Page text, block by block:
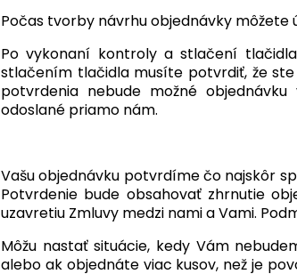
Počas tvorby návrhu objednávky môžete
Po vykonaní kontroly a stlačení
stlačením tlačidla musíte potvrdiť, že
potvrdenia nebude možné
odoslané priamo nám.
Vašu objednávku potvrdíme čo najskôr
Potvrdenie bude obsahovať zhrnutie
uzavretiu Zmluvy medzi nami a Vami.
Môžu nastať situácie, kedy Vám
alebo ak objednáte viac kusov, než je